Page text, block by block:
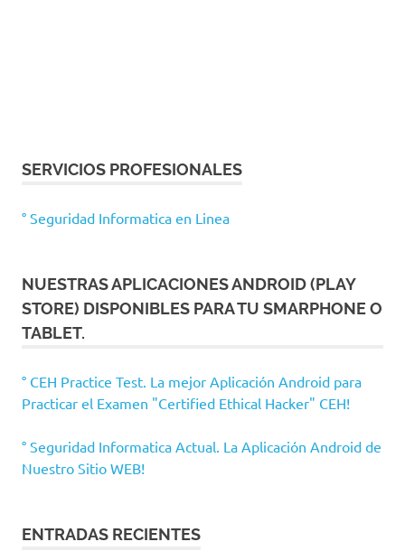
SERVICIOS PROFESIONALES
° Seguridad Informatica en Linea
NUESTRAS APLICACIONES ANDROID (PLAY
STORE) DISPONIBLES PARA TU SMARPHONE O
TABLET.
° CEH Practice Test. La mejor Aplicación Android para
Practicar el Examen "Certified Ethical Hacker" CEH!
° Seguridad Informatica Actual. La Aplicación Android de
Nuestro Sitio WEB!
ENTRADAS RECIENTES